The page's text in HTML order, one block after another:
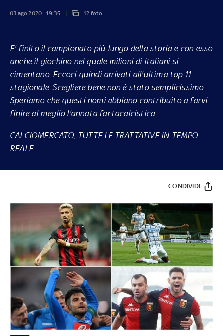
03 ago 2020 - 19:35 12 foto
E' finito il campionato più lungo della storia e con esso
anche il giochino nel quale milioni di italiani si
cimentano. Eccoci quindi arrivati all'ultima top 11
stagionale. Scegliere bene non è stato semplicissimo.
Speriamo che questi nomi abbiano contribuito a farvi
finire al meglio l'annata fantacalcistica
CALCIOMERCATO, TUTTE LE TRATTATIVE IN TEMPO
REALE
CONDIVIDI